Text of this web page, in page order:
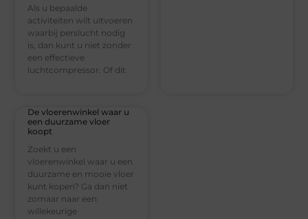
Als u bepaalde
activiteiten wilt uitvoeren
waarbij perslucht nodig
is, dan kunt u niet zonder
een effectieve
luchtcompressor. Of dit
De vloerenwinkel waar u
een duurzame vloer
koopt
Zoekt u een
vloerenwinkel waar u een
duurzame en mooie vloer
kunt kopen? Ga dan niet
zomaar naar een
willekeurige